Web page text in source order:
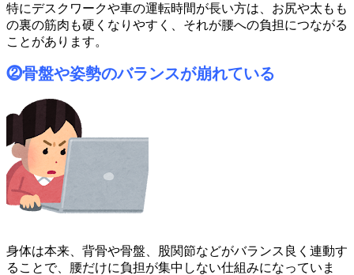
特にデスクワークや車の運転時間が長い方は、お尻や太もも
の裏の筋肉も硬くなりやすく、それが腰への負担につながる
ことがあります。
身体は本来、背骨や骨盤、股関節などがバランス良く連動す
ることで、腰だけに負担が集中しない仕組みになっていま